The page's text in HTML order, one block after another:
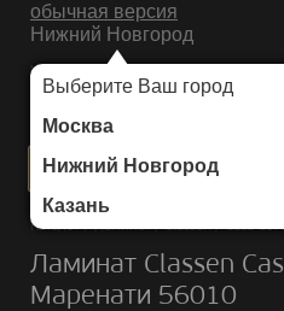
обычная версия
Нижний Новгород
Выберите Ваш город
Москва
Нижний Новгород
Казань
ИНТЕРНЕТ-МАГАЗИН НАПОЛЬНЫХ
Каталог/Ламинат/Classen/Casa
Ламинат Classen
Маренати 56010